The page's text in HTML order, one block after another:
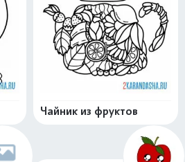
Чайник из фруктов